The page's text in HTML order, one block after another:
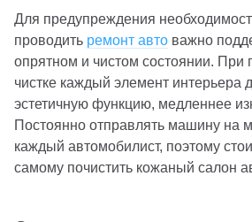
Для предупреждения
проводить ремонт авто важно
опрятном и чистом состоянии. При
чистке каждый элемент интерьера
эстетичную функцию, медленнее
Постоянно отправлять машину на
каждый автомобилист, поэтому
самому почистить кожаный салон